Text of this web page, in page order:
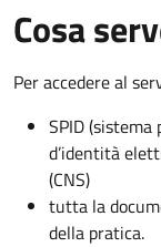
Cosa
Per accedere al
SPID
d’identità
(CNS)
tutta la
della pratica.